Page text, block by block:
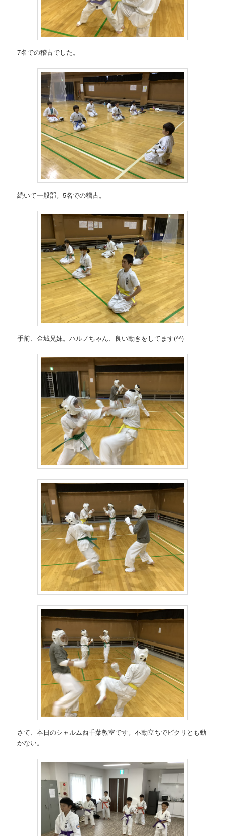
7名での稽古でした。
続いて一般部。5名での稽古。
手前、金城兄妹。ハルノちゃん、良い動きをしてます(^^)
さて、本日のシャルム西千葉教室です。不動立ちでピクリとも動
かない。